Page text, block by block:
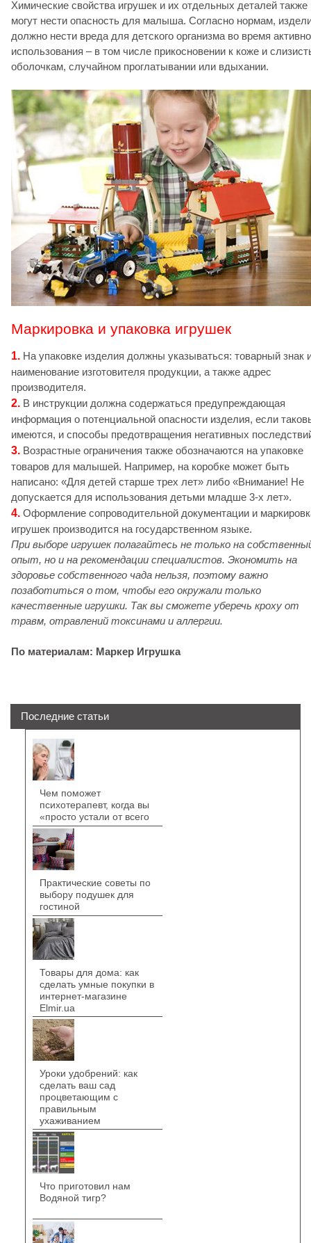
Химические свойства игрушек и их отдельных деталей также
могут нести опасность для малыша. Согласно нормам,
должно нести вреда для детского организма во время
использования – в том числе прикосновении к коже и
оболочкам, случайном проглатывании или вдыхании.
Маркировка и упаковка игрушек
1. На упаковке изделия должны указываться: товарный знак
наименование изготовителя продукции, а также адрес
производителя.
2. В инструкции должна содержаться предупреждающая
информация о потенциальной опасности изделия, если
имеются, и способы предотвращения негативных
3. Возрастные ограничения также обозначаются на упаковке
товаров для малышей. Например, на коробке может быть
написано: «Для детей старше трех лет» либо «Внимание! Не
допускается для использования детьми младше 3-х лет».
4. Оформление сопроводительной документации и
игрушек производится на государственном языке.
При выборе игрушек полагайтесь не только на
опыт, но и на рекомендации специалистов. Экономить на
здоровье собственного чада нельзя, поэтому важно
позаботиться о том, чтобы его окружали только
качественные игрушки. Так вы сможете уберечь кроху от
травм, отравлений токсинами и аллергии.
По материалам: Маркер Игрушка
Последние статьи
Чем поможет
психотерапевт, когда вы
«просто устали от всего
Практические советы по
выбору подушек для
гостиной
Товары для дома: как
сделать умные покупки в
интернет-магазине
Elmir.ua
Уроки удобрений: как
сделать ваш сад
процветающим с
правильным
ухаживанием
Что приготовил нам
Водяной тигр?